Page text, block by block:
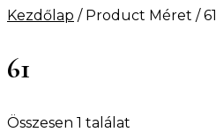
Kezdőlap / Product Méret / 61
61
Összesen 1 találat